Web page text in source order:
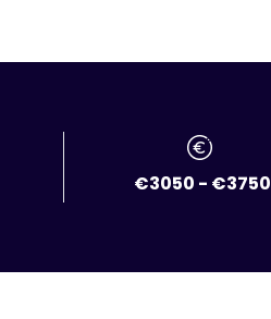
€3050 - €3750